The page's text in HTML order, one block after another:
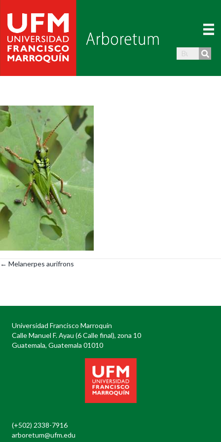
Posts
← Melanerpes aurifrons
Universidad Francisco Marroquín
Calle Manuel F. Ayau (6 Calle final), zona 10
Guatemala, Guatemala 01010
(+502) 2338-7916
arboretum@ufm.edu